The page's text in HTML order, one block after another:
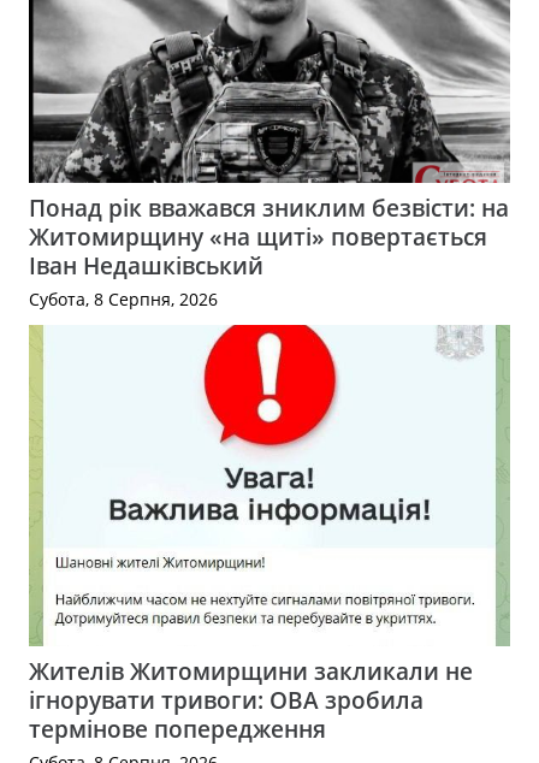
Понад рік вважався зниклим безвісти: на
Житомирщину «на щиті» повертається
Іван Недашківський
Субота, 8 Серпня, 2026
Жителів Житомирщини закликали не
ігнорувати тривоги: ОВА зробила
термінове попередження